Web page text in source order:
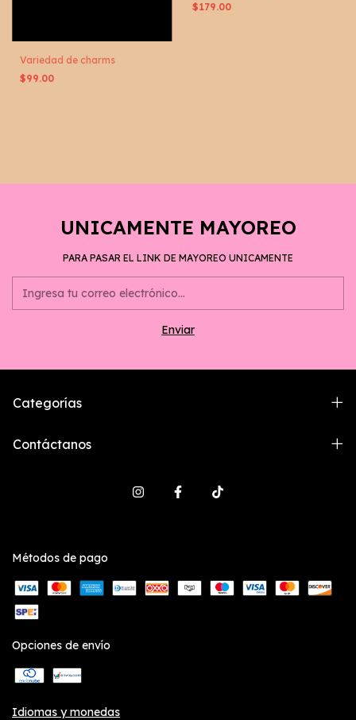
Variedad de charms
$99.00
$179.00
UNICAMENTE MAYOREO
PARA PASAR EL LINK DE MAYOREO UNICAMENTE
Categorías
Contáctanos
Métodos de pago
Opciones de envío
Idiomas y monedas